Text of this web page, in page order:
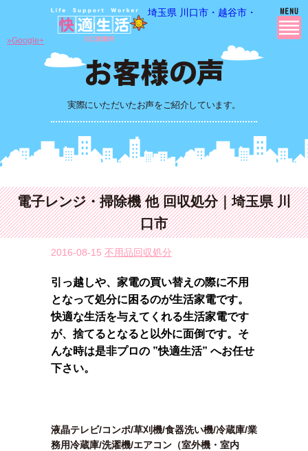
埼玉県 川口市・越谷市・さいたま
実際にいただいたお声をご紹介しています。
»Google+
電子レンジ・掃除機 他 回収処分｜埼玉県 川
口市
2016-08-15 不用品回収処分
引っ越しや、家電の買い替えの際に不用
となって処分に困るのが生活家電です。
快適な生活を与えてくれる生活家電です
が、捨てるとなると以外に面倒です。そ
んな時は是非プロの ”快適生活” へお任せ
下さい。
液晶テレビ/コンポ/草刈機/食器洗い機/冷蔵庫/業
務用冷蔵庫/洗濯機/エアコン（室外機・室内